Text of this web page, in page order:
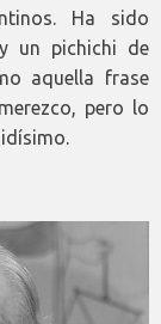
Ha sido
un pichichi de
aquella frase
pero lo